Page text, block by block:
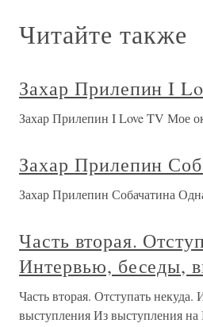
Читайте также
Захар Прилепин I
Захар Прилепин I Love TV Мое
Захар Прилепин
Захар Прилепин Собачатина
Часть вторая.
Интервью, беседы,
Часть вторая. Отступать
выступления Из выступления на